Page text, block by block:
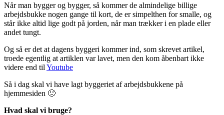
Når man bygger og bygger, så kommer de almindelige billige
arbejdsbukke nogen gange til kort, de er simpelthen for smalle, og
står ikke altid lige godt på jorden, når man trækker i en plade eller
andet tungt.
Og så er det at dagens byggeri kommer ind, som skrevet artikel,
troede egentlig at artiklen var lavet, men den kom åbenbart ikke
videre end til Youtube
Så i dag skal vi have lagt byggeriet af arbejdsbukkene på
hjemmesiden 🙂
Hvad skal vi bruge?